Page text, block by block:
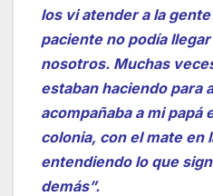
los vi atender a la
paciente no podía
nosotros. Muchas
estaban haciendo para
acompañaba a mi papá
colonia, con el mate en
entendiendo lo que
demás”.